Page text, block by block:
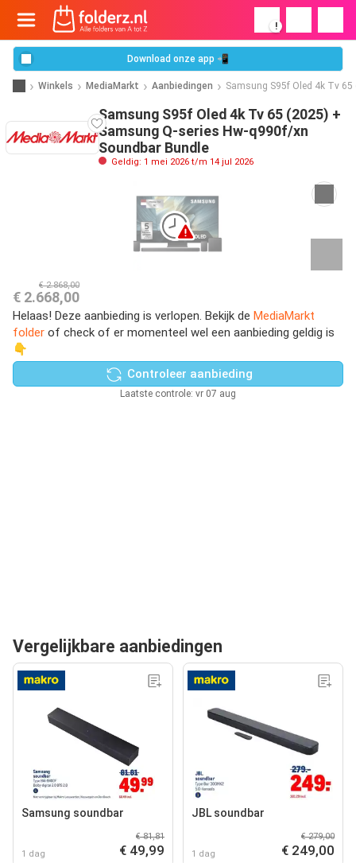
!
Download onze app 📲
Winkels MediaMarkt Aanbiedingen Samsung S95f Oled 4k Tv
Samsung S95f Oled 4k Tv 65 (2025) +
Samsung Q-series Hw-q990f/xn
Soundbar Bundle
Geldig: 1 mei 2026 t/m 14 jul 2026
€ 2.868,00
€ 2.668,00
Helaas! Deze aanbieding is verlopen. Bekijk de MediaMarkt
folder of check of er momenteel wel een aanbieding geldig is
👇
Controleer aanbieding
Laatste controle: vr 07 aug
Vergelijkbare aanbiedingen
Samsung soundbar
1 dag
€ 81,81
€ 49,99
JBL soundbar
1 dag
€ 279,00
€ 249,00